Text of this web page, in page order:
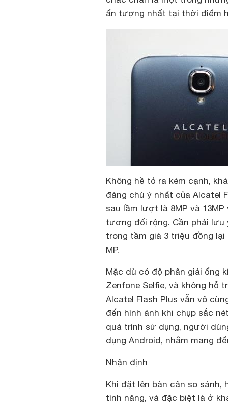
ấn tượng nhất tại thời điểm
Không hề tỏ ra kém cạnh,
đáng chú ý nhất của Alcatel
sau lầm lượt là 8MP và
tương đối rộng. Cần phải lưu
trong tầm giá 3 triệu đồng
MP.
Mặc dù có độ phân giải ống
Zenfone Selfie, và không hỗ
Alcatel Flash Plus vẫn vô
đến hình ảnh khi chụp sắc
quá trình sử dụng, người
dụng Android, nhằm mang
Nhận định
Khi đặt lên bàn cân so
tính năng, và đặc biệt là ở